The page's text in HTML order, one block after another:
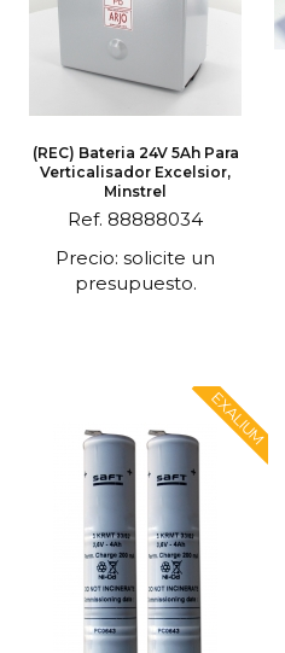
(REC) Bateria 24V 5Ah Para
Verticalisador Excelsior,
Minstrel
Ref. 88888034
Precio: solicite un
presupuesto.
EXALIUM